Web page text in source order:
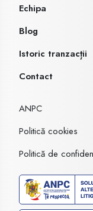
Echipa
Blog
Istoric tranzacții
Contact
ANPC
Politică cookies
Politică de